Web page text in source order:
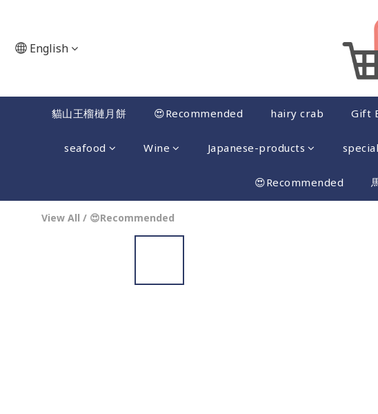
English
貓山王榴槤月餅 😍Recommended hairy crab Gift
seafood Wine Japanese-products
😍Recommended
View All / 😍Recommended